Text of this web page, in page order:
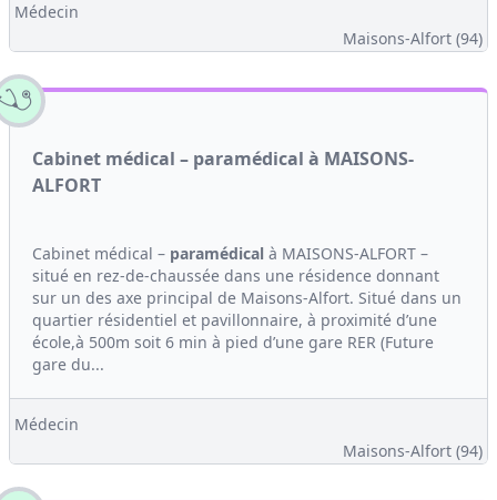
Médecin
Maisons-Alfort (94)
Cabinet médical – paramédical à MAISONS-
ALFORT
Cabinet médical – paramédical à MAISONS-ALFORT –
situé en rez-de-chaussée dans une résidence donnant
sur un des axe principal de Maisons-Alfort. Situé dans un
quartier résidentiel et pavillonnaire, à proximité d’une
école,à 500m soit 6 min à pied d’une gare RER (Future
gare du...
Médecin
Maisons-Alfort (94)